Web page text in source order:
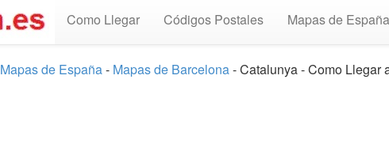
Como Llegar Códigos Postales Mapas de España
Mapas de España- Mapas de Barcelona- Catalunya - Como Llegar